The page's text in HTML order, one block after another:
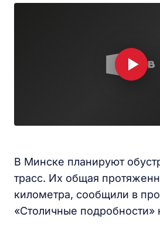
В Минске планируют
трасс. Их общая
километра, сообщили в
«Столичные подробности»